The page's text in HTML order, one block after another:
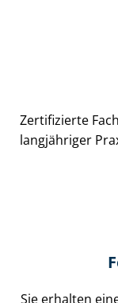
Zertifizierte
langjähriger
Sie erhalten